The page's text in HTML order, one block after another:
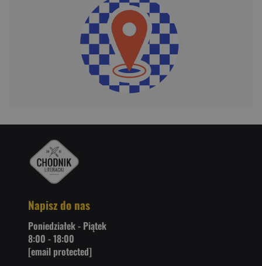
Napisz do nas
Poniedziałek - Piątek
8:00 - 18:00
[email protected]